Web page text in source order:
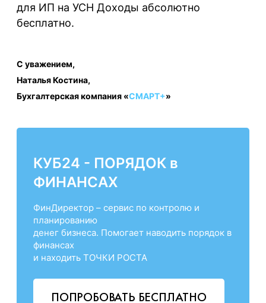
для ИП на УСН Доходы абсолютно
бесплатно.
С уважением,
Наталья Костина,
Бухгалтерская компания «СМАРТ+»
КУБ24 - ПОРЯДОК в
ФИНАНСАХ
ФинДиректор – сервис по контролю и
планированию
денег бизнеса. Помогает наводить порядок в
финансах
и находить ТОЧКИ РОСТА
ПОПРОБОВАТЬ БЕСПЛАТНО